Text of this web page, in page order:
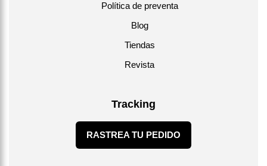
Política de preventa
Blog
Tiendas
Revista
Tracking
RASTREA TU PEDIDO